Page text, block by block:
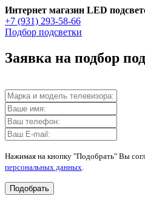
Интернет магазин LED
+7 (931) 293-58-66
Подбор подсветки
Заявка на подбор
Нажимая на кнопку "Подобрать" Вы
персональных данных
Подобрать